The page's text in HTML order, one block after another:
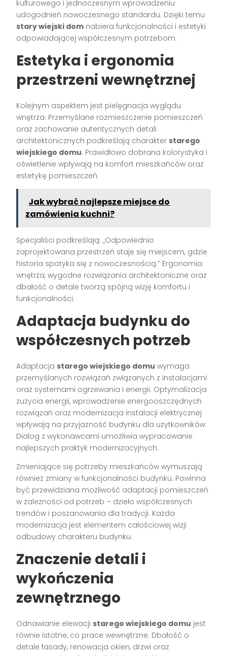
kulturowego i jednoczesnym wprowadzeniu
udogodnień nowoczesnego standardu. Dzięki temu
stary wiejski dom nabiera funkcjonalności i estetyki
odpowiadającej współczesnym potrzebom.
Estetyka i ergonomia
przestrzeni wewnętrznej
Kolejnym aspektem jest pielęgnacja wyglądu
wnętrza. Przemyślane rozmieszczenie pomieszczeń
oraz zachowanie autentycznych detali
architektonicznych podkreślają charakter starego
wiejskiego domu. Prawidłowo dobrana kolorystyka i
oświetlenie wpływają na komfort mieszkańców oraz
estetykę pomieszczeń.
Jak wybrać najlepsze miejsce do
zamówienia kuchni?
Specjaliści podkreślają: „Odpowiednio
zaprojektowana przestrzeń staje się miejscem, gdzie
historia spotyka się z nowoczesnością.” Ergonomia
wnętrza, wygodne rozwiązania architektoniczne oraz
dbałość o detale tworzą spójną wizję komfortu i
funkcjonalności.
Adaptacja budynku do
współczesnych potrzeb
Adaptacja starego wiejskiego domu wymaga
przemyślanych rozwiązań związanych z instalacjami
oraz systemami ogrzewania i energii. Optymalizacja
zużycia energii, wprowadzenie energooszczędnych
rozwiązań oraz modernizacja instalacji elektrycznej
wpływają na przyjazność budynku dla użytkowników.
Dialog z wykonawcami umożliwia wypracowanie
najlepszych praktyk modernizacyjnych.
Zmieniające się potrzeby mieszkańców wymuszają
również zmiany w funkcjonalności budynku. Powinna
być przewidziana możliwość adaptacji pomieszczeń
w zależności od potrzeb – dzieło współczesnych
trendów i poszanowania dla tradycji. Każda
modernizacja jest elementem całościowej wizji
odbudowy charakteru budynku.
Znaczenie detali i
wykończenia
zewnętrznego
Odnawianie elewacji starego wiejskiego domu jest
równie istotne, co prace wewnętrzne. Dbałość o
detale fasady, renowacja okien, drzwi oraz